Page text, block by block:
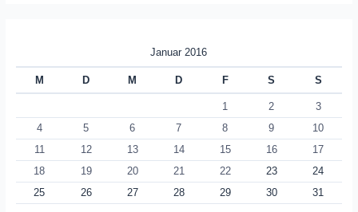
Januar 2016
M D M D F S S
1 2
3
4
5 6 7 8 9
10
11
12 13 14 15 16
17
18
19 20 21 22 23
24
25
26 27 28 29 30 31